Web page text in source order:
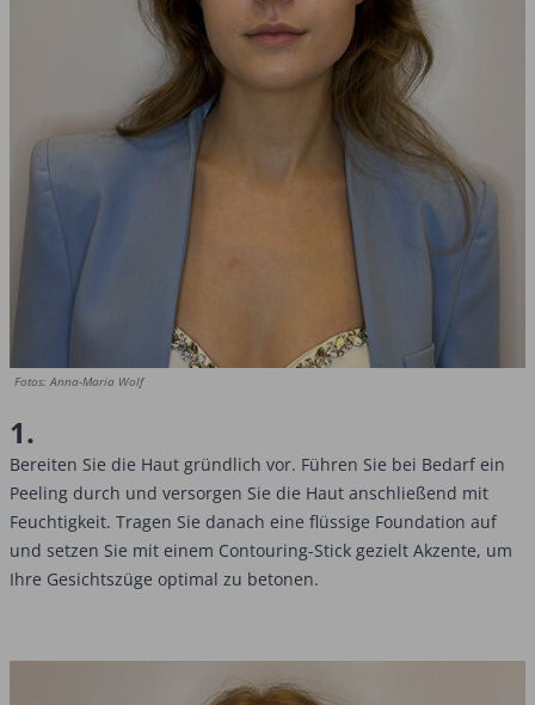
Fotos: Anna-Maria Wolf
1.
Bereiten Sie die Haut gründlich vor. Führen Sie bei Bedarf ein
Peeling durch und versorgen Sie die Haut anschließend mit
Feuchtigkeit. Tragen Sie danach eine flüssige Foundation auf
und setzen Sie mit einem Contouring-Stick gezielt Akzente, um
Ihre Gesichtszüge optimal zu betonen.